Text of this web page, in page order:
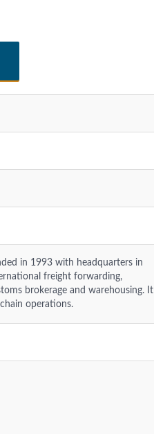
in 1993 with headquarters in
freight forwarding,
brokerage and warehousing. It
operations.